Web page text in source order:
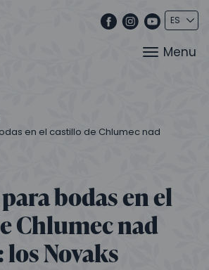
Menu
en el castillo de Chlumec nad
bodas en el
Chlumec nad
Novaks